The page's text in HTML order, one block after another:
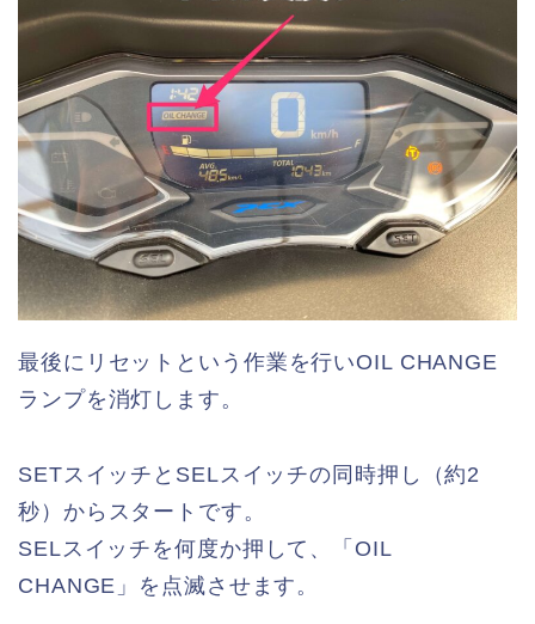
最後にリセットという作業を行いOIL CHANGE
ランプを消灯します。
SETスイッチとSELスイッチの同時押し（約2
秒）からスタートです。
SELスイッチを何度か押して、「OIL
CHANGE」を点滅させます。